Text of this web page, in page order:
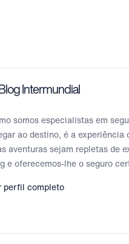
Intermundial
somos especialistas em
ao destino, é a experiência
aventuras sejam repletas de
e oferecemos-lhe o seguro
perfil completo